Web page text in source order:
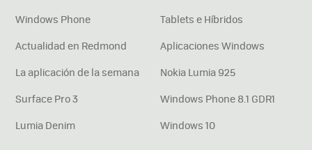
Windows Phone
Tablets e Híbridos
Actualidad en Redmond
Aplicaciones Windows
La aplicación de la semana
Nokia Lumia 925
Surface Pro 3
Windows Phone 8.1 GDR1
Lumia Denim
Windows 10